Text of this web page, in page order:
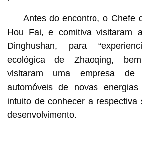
Antes do encontro, o Chefe
Hou Fai, e comitiva visitaram
Dinghushan, para
ecológica de Zhaoqing,
visitaram uma empresa de
automóveis de novas
intuito de conhecer a respectiva
desenvolvimento.